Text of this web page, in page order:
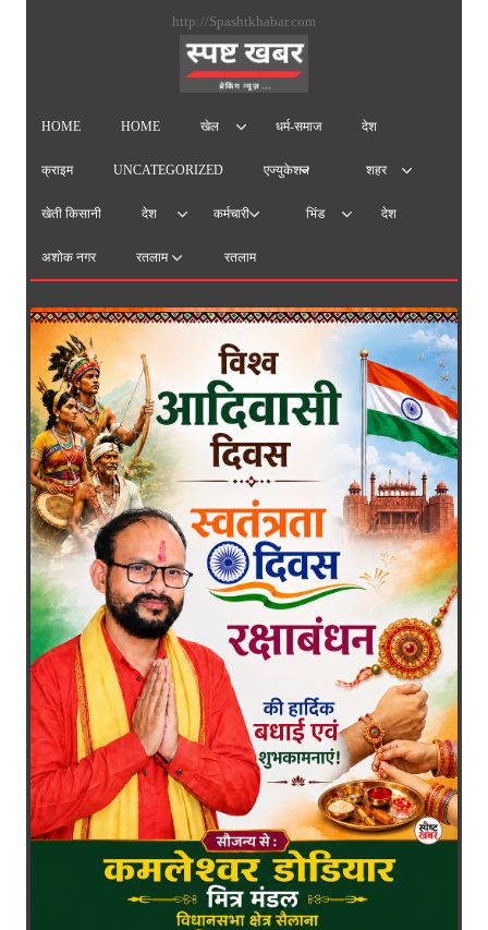
http://Spashtkhabar.com
HOME HOME खेल धर्म-समाज देश
क्राइम UNCATEGORIZED एज्युकेशन शहर
खेती किसानी देश कर्मचारी भिंड देश
अशोक नगर रतलाम रतलाम